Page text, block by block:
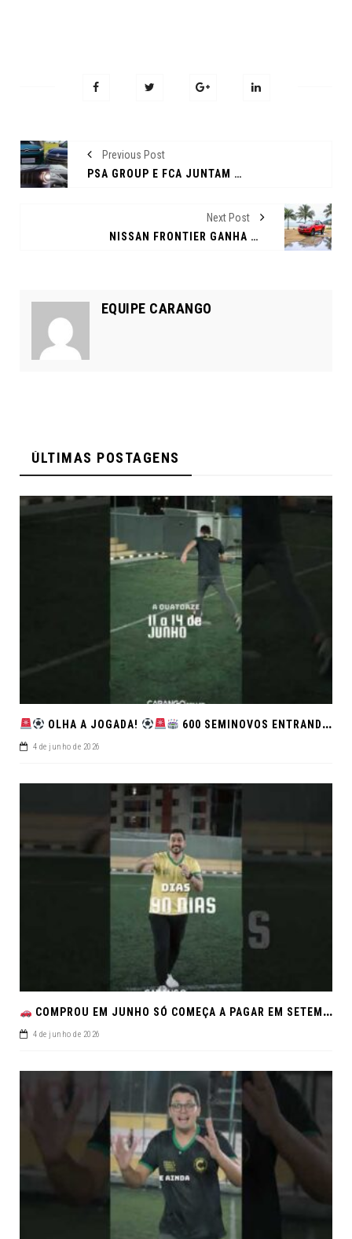
Previous Post
PSA GROUP E FCA JUNTAM FORÇAS E SE TORNAM QUARTA MAIOR MONTADORA DO MUNDO
Next Post
NISSAN FRONTIER GANHA ACESSÓRIOS QUE FACILITAM A VIDA DOS CONDUTORES
EQUIPE CARANGO
ÚLTIMAS POSTAGENS
OLHA A JOGADA! 600 SEMINOVOS ENTRANDO EM CAMPO NO FEIRÃO DE VERDADE!
4 de junho de 2026
COMPROU EM JUNHO SÓ COMEÇA A PAGAR EM SETEMBRO!NO FEIRÃO DE VERDADE EM ARACJU
4 de junho de 2026